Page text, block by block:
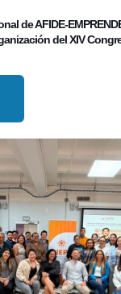
de AFIDE-
del XIV